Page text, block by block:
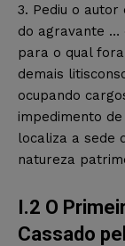
3. Pediu o
do agravante …
para o qual
demais
ocupando
impedimento
localiza a sede
natureza
I.2 O
Cassado